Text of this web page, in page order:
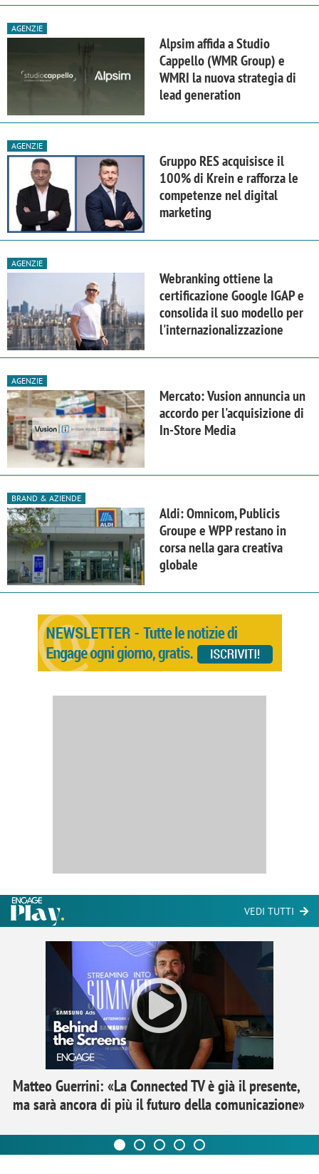
AGENZIE
Alpsim affida a Studio
Cappello (WMR Group) e
WMRI la nuova strategia di
lead generation
AGENZIE
Gruppo RES acquisisce il
100% di Krein e rafforza le
competenze nel digital
marketing
AGENZIE
Webranking ottiene la
certificazione Google IGAP e
consolida il suo modello per
l'internazionalizzazione
AGENZIE
Mercato: Vusion annuncia un
accordo per l'acquisizione di
In-Store Media
BRAND & AZIENDE
Aldi: Omnicom, Publicis
Groupe e WPP restano in
corsa nella gara creativa
globale
VEDI TUTTI
Matteo Guerrini: «La Connected TV è già il presente,
ma sarà ancora di più il futuro della comunicazione»